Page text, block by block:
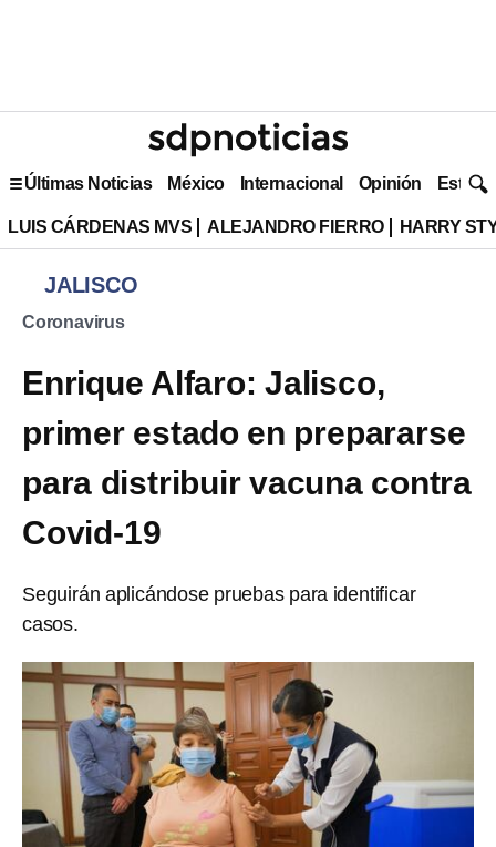
Últimas Noticias México Internacional Opinión Estilo
LUIS CÁRDENAS MVS ALEJANDRO FIERRO HARRY
JALISCO
Coronavirus
Enrique Alfaro: Jalisco,
primer estado en prepararse
para distribuir vacuna contra
Covid-19
Seguirán aplicándose pruebas para identificar
casos.